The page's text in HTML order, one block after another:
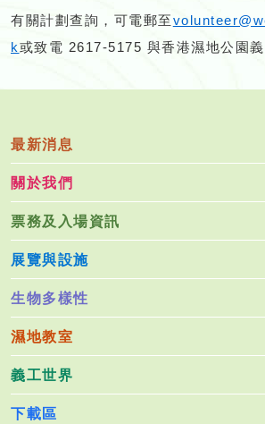
有關計劃查詢，可電郵至
k或致電 2617-5175 與香港濕地公園義
最新消息
關於我們
票務及入場資訊
展覽與設施
生物多樣性
濕地教室
義工世界
下載區